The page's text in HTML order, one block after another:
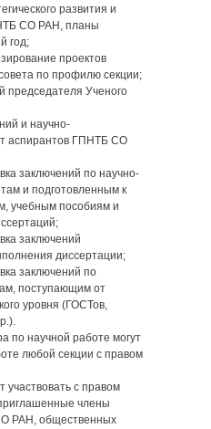
развития и
СО РАН, планы
год;
проектов
по профилю секции;
председателя Ученого
и научно-
аспирантов ГПНТБ СО
заключений по научно-
и подготовленным к
учебным пособиям и
заключений
диссертации;
заключений по
поступающим от
уровня (ГОСТов,
по научной работе могут
любой секции с правом
участвовать с правом
члены
РАН, общественных